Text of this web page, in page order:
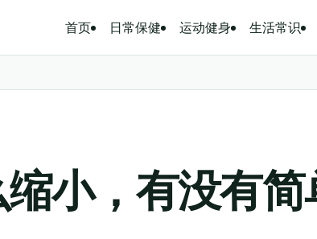
首页 日常保健 运动健身 生活常识
小，有没有